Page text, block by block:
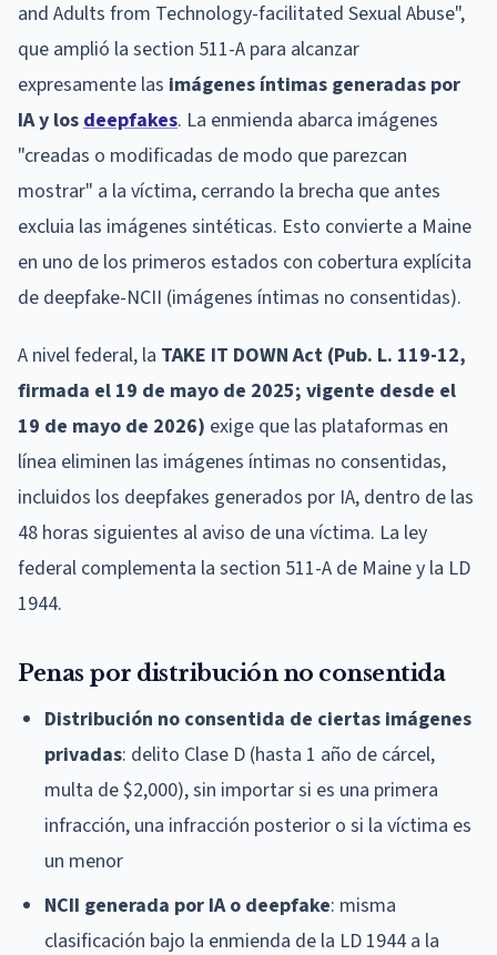
and Adults from Technology-facilitated Sexual Abuse",
que amplió la section 511-A para alcanzar
expresamente las imágenes íntimas generadas por
IA y los deepfakes. La enmienda abarca imágenes
"creadas o modificadas de modo que parezcan
mostrar" a la víctima, cerrando la brecha que antes
excluia las imágenes sintéticas. Esto convierte a Maine
en uno de los primeros estados con cobertura explícita
de deepfake-NCII (imágenes íntimas no consentidas).
A nivel federal, la TAKE IT DOWN Act (Pub. L. 119-12,
firmada el 19 de mayo de 2025; vigente desde el
19 de mayo de 2026) exige que las plataformas en
línea eliminen las imágenes íntimas no consentidas,
incluidos los deepfakes generados por IA, dentro de las
48 horas siguientes al aviso de una víctima. La ley
federal complementa la section 511-A de Maine y la LD
1944.
Penas por distribución no consentida
Distribución no consentida de ciertas imágenes
privadas: delito Clase D (hasta 1 año de cárcel,
multa de $2,000), sin importar si es una primera
infracción, una infracción posterior o si la víctima es
un menor
NCII generada por IA o deepfake: misma
clasificación bajo la enmienda de la LD 1944 a la